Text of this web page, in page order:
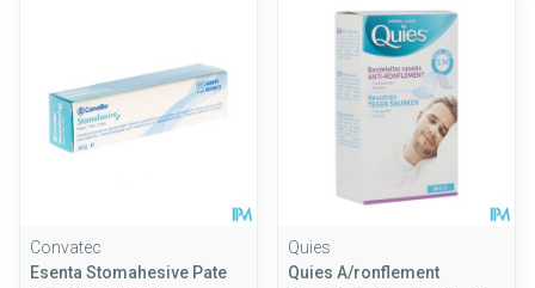
Convatec
Esenta Stomahesive Pate
Quies
Quies A/ronflement